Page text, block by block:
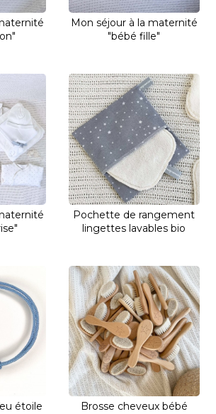
Mon séjour à la maternité
"bébé fille"
Pochette de rangement
lingettes lavables bio
étoile Brosse cheveux bébé